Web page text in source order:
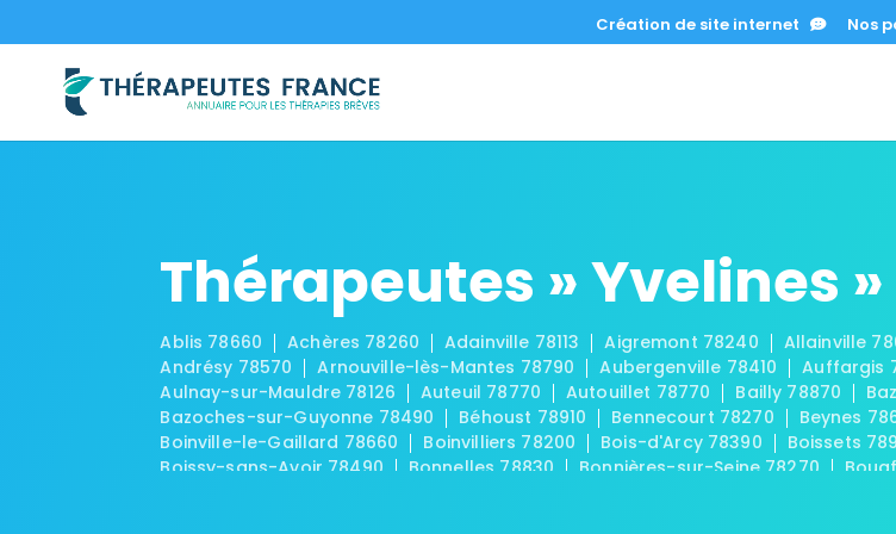
Création de site internet Nos
Thérapeutes » Yvelines
Ablis 78660 Achères 78260 Adainville 78113 Aigremont 78240 Allainville
Andrésy 78570
Arnouville-lès-Mantes 78790 Aubergenville 78410 Auffargis
Aulnay-sur-Mauldre 78126
Auteuil 78770 Autouillet 78770 Bailly 78870
Bazoches-sur-Guyonne 78490
Béhoust 78910 Bennecourt 78270 Beynes
Boinville-le-Gaillard 78660
Boinvilliers 78200 Bois-d'Arcy 78390 Boissets
Boissy-sans-Avoir 78490
Bonnelles 78830 Bonnières-sur-Seine 78270